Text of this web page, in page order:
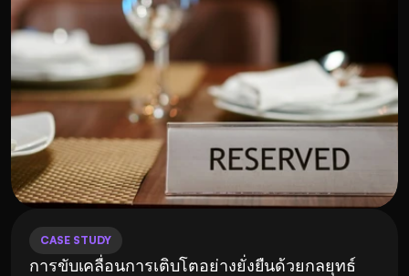
CASE STUDY
การขับเคลื่อนการเติบโตอย่างยั่งยืนด้วยกลยุทธ์